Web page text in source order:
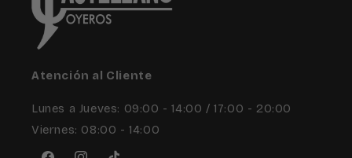
Atención al Cliente
Lunes a Jueves: 09:00 - 14:00 / 17:00 - 20:00
Viernes: 08:00 - 14:00